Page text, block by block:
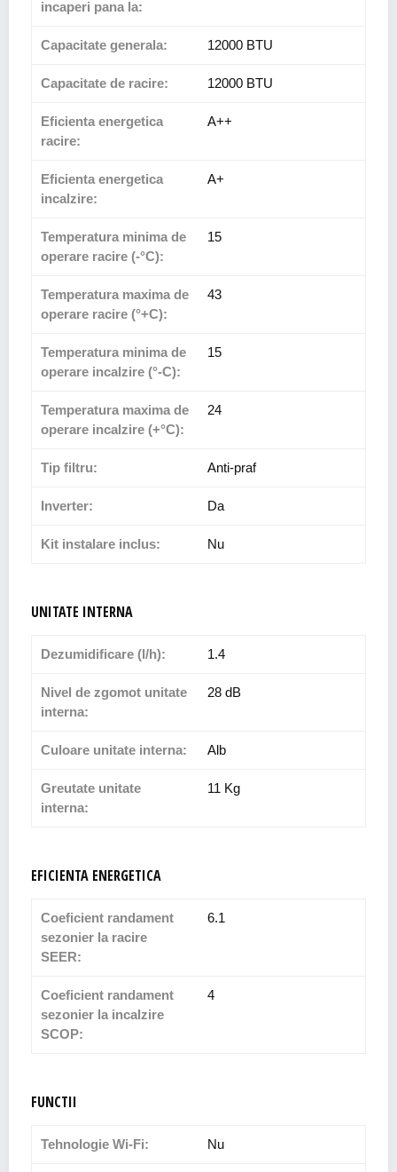
incaperi pana la:
Capacitate generala: 12000 BTU
Capacitate de racire: 12000 BTU
Eficienta energetica
racire:
A++
Eficienta energetica
incalzire:
A+
Temperatura minima de
operare racire (-°C):
15
Temperatura maxima de
operare racire (°+C):
43
Temperatura minima de
operare incalzire (°-C):
15
Temperatura maxima de
operare incalzire (+°C):
24
Tip filtru: Anti-praf
Inverter: Da
Kit instalare inclus: Nu
UNITATE INTERNA
Dezumidificare (l/h): 1.4
Nivel de zgomot unitate
interna:
28 dB
Culoare unitate interna: Alb
Greutate unitate
interna:
11 Kg
EFICIENTA ENERGETICA
Coeficient randament
sezonier la racire
SEER:
6.1
Coeficient randament
sezonier la incalzire
SCOP:
4
FUNCTII
Tehnologie Wi-Fi: Nu